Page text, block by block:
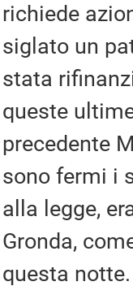
richiede
siglato un
stata
queste
precedente
sono fermi i
alla legge,
Gronda,
questa notte.